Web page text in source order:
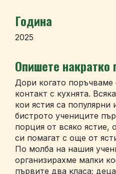
Година
2025
Опишете накратко
Дори когато поръчваме
контакт с кухнята.
кои ястия са
бистрото учениците
порция от всяко ястие,
си помагат с още от
По молба на нашия
организирахме малки
първите два класа;